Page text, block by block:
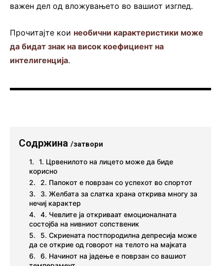
важен дел од вложувањето во вашиот изглед.
Прочитајте кои необични карактеристики може
да бидат знак на висок коефициент на
интелигенција.
Содржина /затвори
1. Црвенилото на лицето може да биде
корисно
2. Папокот е поврзан со успехот во спортот
3. Желбата за слатка храна открива многу за
нечиј карактер
4. Чевлите ја откриваат емоционалната
состојба на нивниот сопственик
5. Скриената постпородилна депресија може
да се открие од говорот на телото на мајката
6. Начинот на јадење е поврзан со вашиот